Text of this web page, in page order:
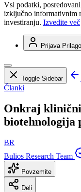
Vsi podatki,
izključno informativnim
investiranju. Izvedite več
Prijava
Toggle Sidebar
Članki
Onkraj
biotehnologija
BR
Bulios Research Team
Povzemite
Deli